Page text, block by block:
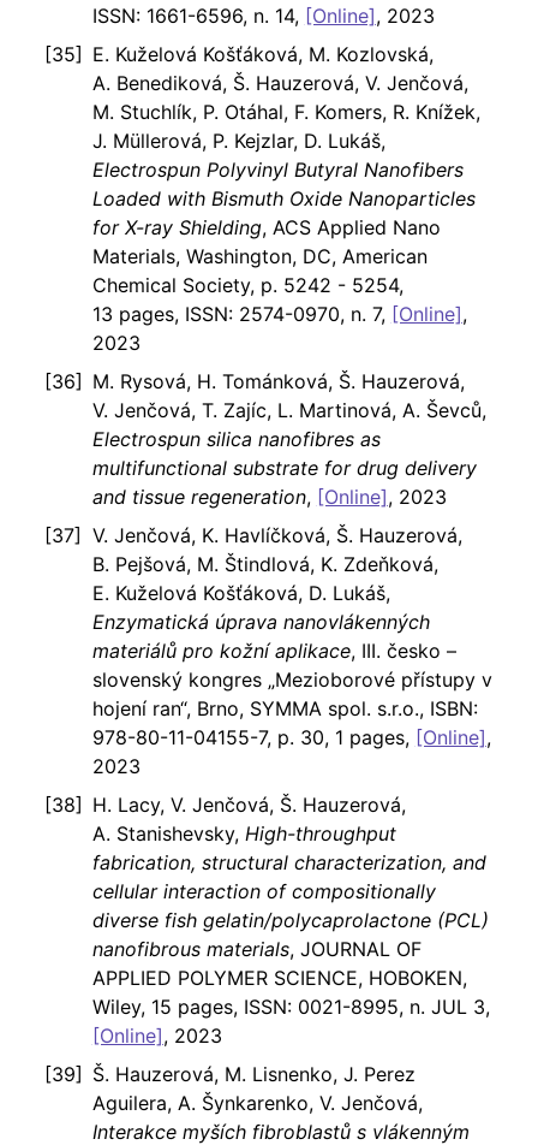
ISSN: 1661-6596, n. 14, [Online], 2023
E. Kuželová Košťáková, M. Kozlovská,
A. Benediková, Š. Hauzerová, V. Jenčová,
M. Stuchlík, P. Otáhal, F. Komers, R. Knížek,
J. Müllerová, P. Kejzlar, D. Lukáš,
Electrospun Polyvinyl Butyral Nanofibers
Loaded with Bismuth Oxide Nanoparticles
for X-ray Shielding, ACS Applied Nano
Materials, Washington, DC, American
Chemical Society, p. 5242 - 5254,
13 pages, ISSN: 2574-0970, n. 7, [Online],
2023
M. Rysová, H. Tománková, Š. Hauzerová,
V. Jenčová, T. Zajíc, L. Martinová, A. Ševců,
Electrospun silica nanofibres as
multifunctional substrate for drug delivery
and tissue regeneration, [Online], 2023
V. Jenčová, K. Havlíčková, Š. Hauzerová,
B. Pejšová, M. Štindlová, K. Zdeňková,
E. Kuželová Košťáková, D. Lukáš,
Enzymatická úprava nanovlákenných
materiálů pro kožní aplikace, III. česko –
slovenský kongres „Mezioborové přístupy v
hojení ran“, Brno, SYMMA spol. s.r.o., ISBN:
978-80-11-04155-7, p. 30, 1 pages, [Online],
2023
H. Lacy, V. Jenčová, Š. Hauzerová,
A. Stanishevsky, High-throughput
fabrication, structural characterization, and
cellular interaction of compositionally
diverse fish gelatin/polycaprolactone (PCL)
nanofibrous materials, JOURNAL OF
APPLIED POLYMER SCIENCE, HOBOKEN,
Wiley, 15 pages, ISSN: 0021-8995, n. JUL 3,
[Online], 2023
Š. Hauzerová, M. Lisnenko, J. Perez
Aguilera, A. Šynkarenko, V. Jenčová,
Interakce myších fibroblastů s vlákenným